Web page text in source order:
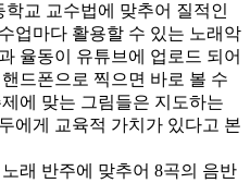
교 교수법에 맞추어 질적인
업마다 활용할 수 있는 노래악
율동이 유튜브에 업로드 되어
드폰으로 찍으면 바로 볼 수
에 맞는 그림들은 지도하는
에게 교육적 가치가 있다고 본
래 반주에 맞추어 8곡의 음반